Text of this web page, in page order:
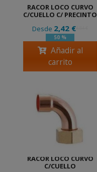
RACOR LOCO CURVO
C/CUELLO C/ PRECINTO
Desde 2,42 €
50 %
Añadir al
carrito
RACOR LOCO CURVO
C/CUELLO